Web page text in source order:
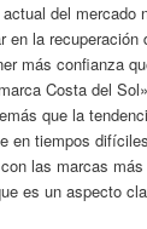
del mercado
en la recuperación
más confianza
Costa del
que la
en tiempos
las marcas
es un aspecto